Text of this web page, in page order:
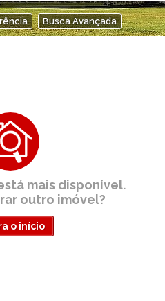
Busca Avançada
mais disponível.
outro imóvel?
o início